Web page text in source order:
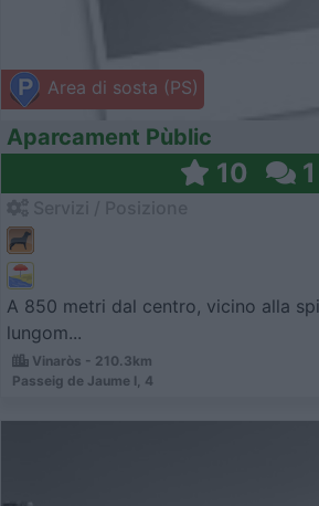
Area di sosta (PS)
Aparcament Pùblic
10 1
A 850 metri dal centro, vicino alla
lungom...
Vinaròs - 210.3km
Passeig de Jaume I, 4